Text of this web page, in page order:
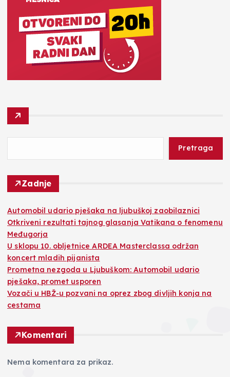
Pretraga
Zadnje
Automobil udario pješaka na ljubuškoj zaobilaznici
Otkriveni rezultati tajnog glasanja Vatikana o fenomenu
Međugorja
U sklopu 10. obljetnice ARDEA Masterclassa održan
koncert mladih pijanista
Prometna nezgoda u Ljubuškom: Automobil udario
pješaka, promet usporen
Vozači u HBŽ-u pozvani na oprez zbog divljih konja na
cestama
Komentari
Nema komentara za prikaz.